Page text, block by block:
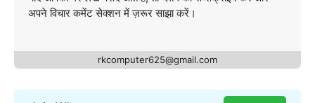
अपने विचार कमेंट सेक्शन में ज़रूर साझा करें।
rkcomputer625@gmail.com